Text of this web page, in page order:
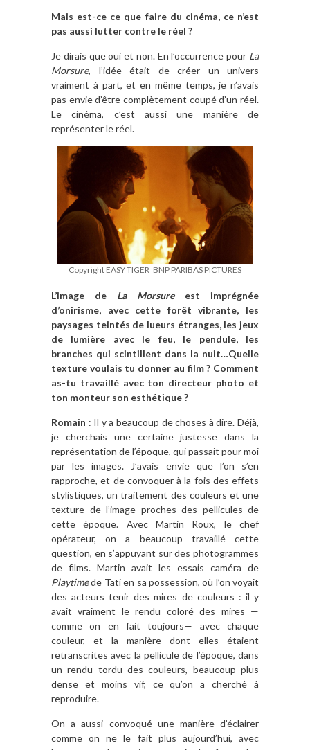
Mais est-ce ce que faire du cinéma, ce n’est
pas aussi lutter contre le réel ?
Je dirais que oui et non. En l’occurrence pour La
Morsure, l’idée était de créer un univers
vraiment à part, et en même temps, je n’avais
pas envie d’être complètement coupé d’un réel.
Le cinéma, c’est aussi une manière de
représenter le réel.
Copyright EASY TIGER_BNP PARIBAS PICTURES
L’image de La Morsureest imprégnée
d’onirisme, avec cette forêt vibrante, les
paysages teintés de lueurs étranges, les jeux
de lumière avec le feu, le pendule, les
branches qui scintillent dans la nuit…Quelle
texture voulais tu donner au film ? Comment
as-tu travaillé avec ton directeur photo et
ton monteur son esthétique ?
Romain : Il y a beaucoup de choses à dire. Déjà,
je cherchais une certaine justesse dans la
représentation de l’époque, qui passait pour moi
par les images. J’avais envie que l’on s’en
rapproche, et de convoquer à la fois des effets
stylistiques, un traitement des couleurs et une
texture de l’image proches des pellicules de
cette époque. Avec Martin Roux, le chef
opérateur, on a beaucoup travaillé cette
question, en s’appuyant sur des photogrammes
de films. Martin avait les essais caméra de
Playtimede Tati en sa possession, où l’on voyait
des acteurs tenir des mires de couleurs : il y
avait vraiment le rendu coloré des mires —
comme on en fait toujours— avec chaque
couleur, et la manière dont elles étaient
retranscrites avec la pellicule de l’époque, dans
un rendu tordu des couleurs, beaucoup plus
dense et moins vif, ce qu’on a cherché à
reproduire.
On a aussi convoqué une manière d’éclairer
comme on ne le fait plus aujourd’hui, avec